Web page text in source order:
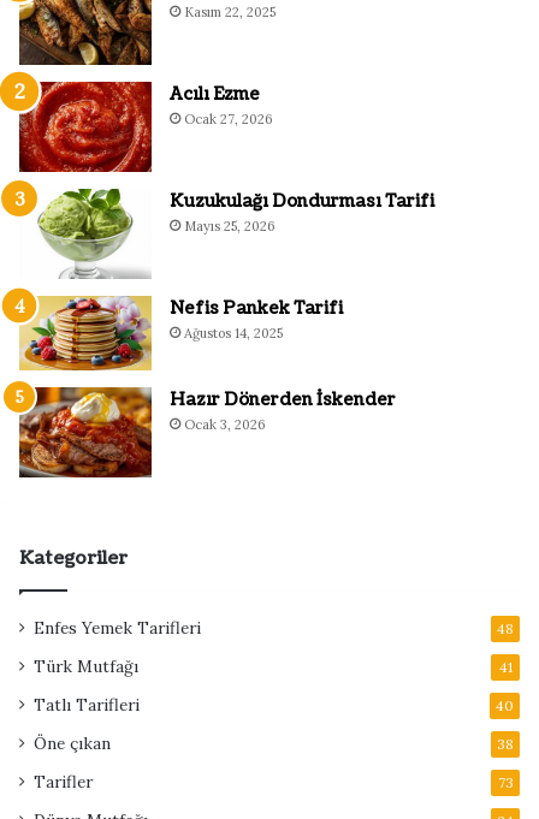
Kasım 22, 2025
Acılı Ezme
Ocak 27, 2026
Kuzukulağı Dondurması Tarifi
Mayıs 25, 2026
Nefis Pankek Tarifi
Ağustos 14, 2025
Hazır Dönerden İskender
Ocak 3, 2026
Kategoriler
Enfes Yemek Tarifleri 48
Türk Mutfağı 41
Tatlı Tarifleri 40
Öne çıkan 38
Tarifler 73